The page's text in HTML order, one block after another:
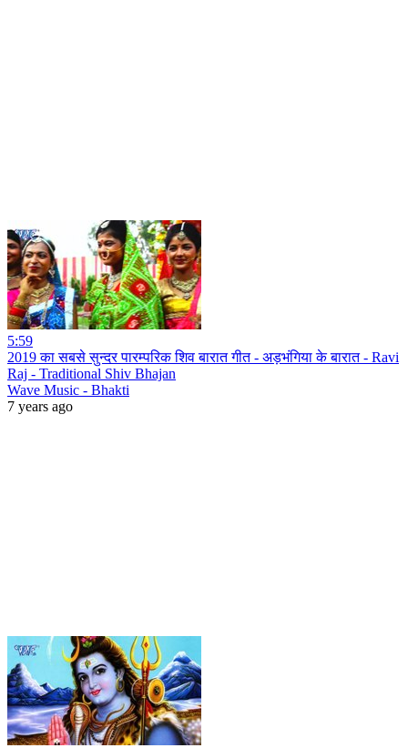
5:59
2019 का सबसे सुन्दर पारम्परिक शिव बारात गीत - अड़भंगिया के बारात - Ravi
Raj - Traditional Shiv Bhajan
Wave Music - Bhakti
7 years ago